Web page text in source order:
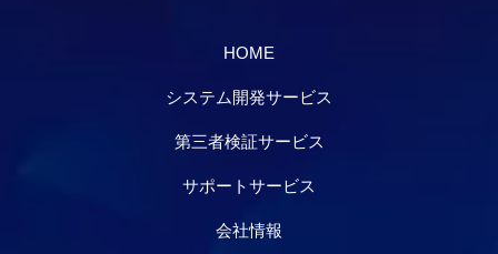
HOME
システム開発サービス
第三者検証サービス
サポートサービス
会社情報